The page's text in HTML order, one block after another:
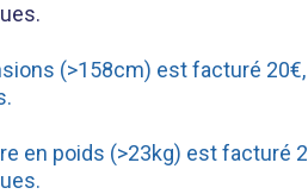
(>158cm) est facturé
en poids (>23kg) est facturé